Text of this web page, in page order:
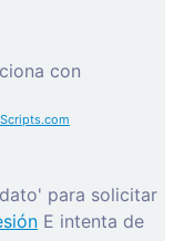
con
para solicitar
E intenta de